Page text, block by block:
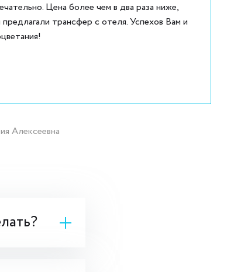
Цена более чем в два раза ниже,
предлагали трансфер с отеля. Успехов Вам и
Алексеевна